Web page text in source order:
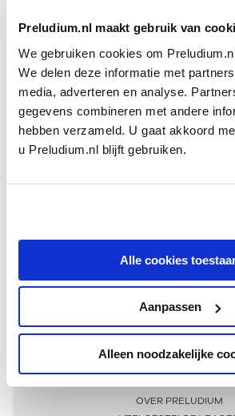
Preludium.nl maakt gebruik van
We gebruiken cookies om
We delen deze informatie met
media, adverteren en analyse.
gegevens combineren met andere
hebben verzameld. U gaat akkoord
u Preludium.nl blijft gebruiken.
Alle cookies
Aanpassen
Alleen noodzakelijke
Meer informatie
OVER PRELUDIUM